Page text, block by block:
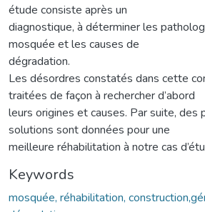
étude consiste après un
diagnostique, à déterminer les
mosquée et les causes de
dégradation.
Les désordres constatés dans cette
traitées de façon à rechercher d’abord
leurs origines et causes. Par suite, des
solutions sont données pour une
meilleure réhabilitation à notre cas
Keywords
mosquée, réhabilitation,